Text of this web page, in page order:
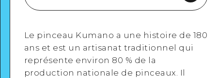
Google Maps
Le pinceau Kumano a une histoire de 180
ans et est un artisanat traditionnel qui
représente environ 80 % de la
production nationale de pinceaux. Il